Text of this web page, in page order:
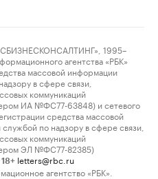
1995–
агентства «РБК»
массовой информации
в сфере связи,
коммуникаций
ИА №ФС77-63848) и сетевого
средства массовой
по надзору в сфере связи,
коммуникаций
ЭЛ №ФС77-82385)
18+ letters@rbc.ru
агентство «РБК».